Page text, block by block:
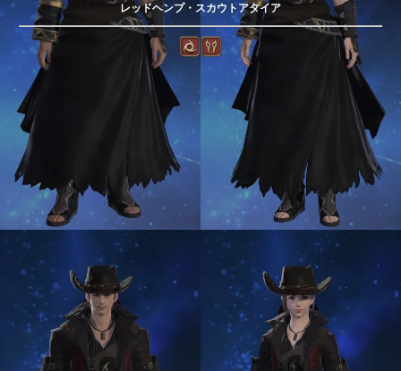
レッドヘンプ・スカウトアタイア